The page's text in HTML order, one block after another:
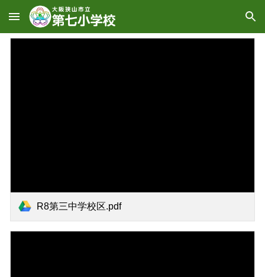
Skip to main content Skip to navigation
R8第三中学校区.pdf